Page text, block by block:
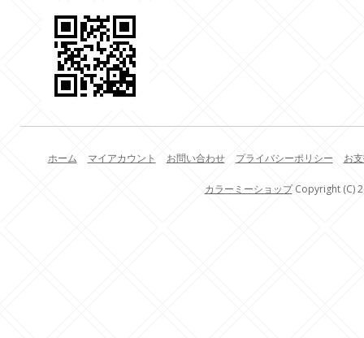
ホーム マイアカウント お問い合わせ プライバシーポリシー お
カラーミーショップCopyright (C)